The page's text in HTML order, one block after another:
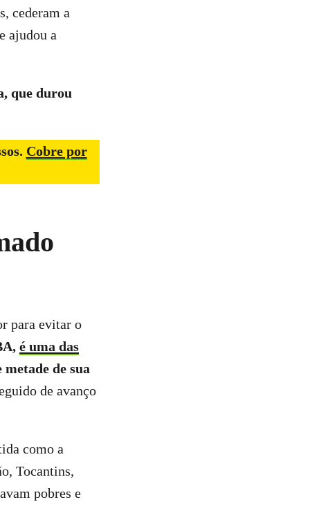
cederam a
ajudou a
que durou
Cobre por
para evitar o
é uma das
de sua
de avanço
como a
Tocantins,
pobres e